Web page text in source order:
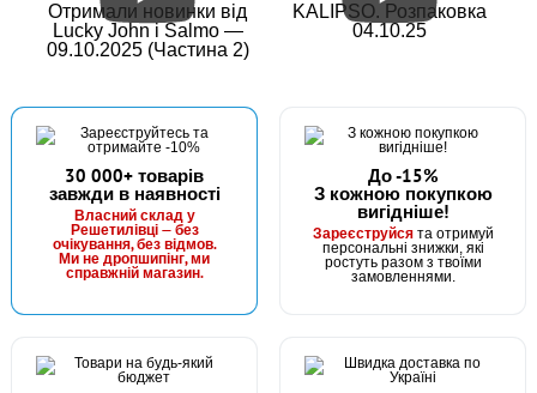
Отримали новинки від
Lucky John і Salmo —
09.10.2025 (Частина 2)
KALIPSO. Розпаковка
04.10.25
30 000+ товарів
завжди в наявності
Власний склад у
Решетилівці — без
очікування, без відмов.
Ми не дропшипінг, ми
справжній магазин.
До -15%
З кожною покупкою
вигідніше!
Зареєструйсята отримуй
персональні знижки, які
ростуть разом з твоїми
замовленнями.